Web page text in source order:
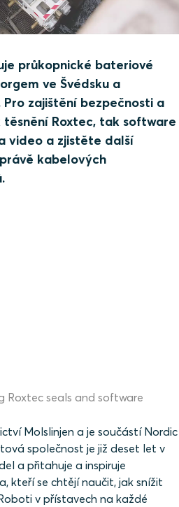
průkopnické bateriové
ve Švédsku a
Pro zajištění bezpečnosti a
Roxtec, tak software
video a zjistěte další
kabelových
Roxtec seals and software
Molslinjen a je součástí Nordic
společnost je již deset let v
a přitahuje a inspiruje
kteří se chtějí naučit, jak snížit
v přístavech na každé